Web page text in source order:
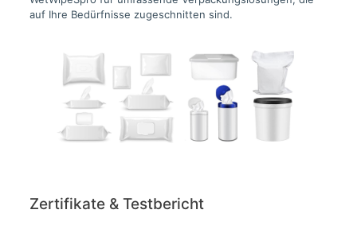
auf Ihre Bedürfnisse zugeschnitten sind.
Zertifikate & Testbericht